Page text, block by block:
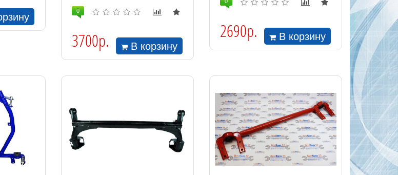
0
3700р. В корзину
0
2690р. В корзину